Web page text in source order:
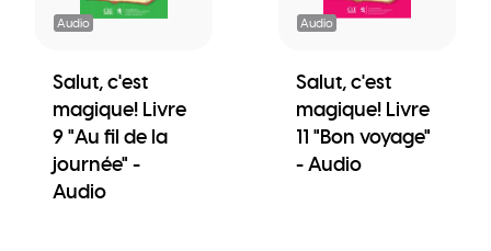
Audio
Salut, c'est
magique! Livre
9 "Au fil de la
journée" -
Audio
Audio
Salut, c'est
magique! Livre
11 "Bon voyage"
- Audio